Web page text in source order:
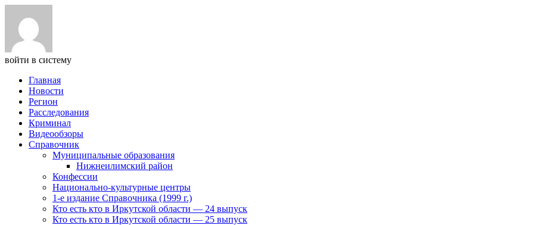
войти в систему
Главная
Новости
Регион
Расследования
Криминал
Видеообзоры
Справочник
Муниципальные образования
Нижнеилимский район
Конфессии
Национально-культурные центры
1-е издание Справочника (1999 г.)
Кто есть кто в Иркутской области — 24 выпуск
Кто есть кто в Иркутской области — 25 выпуск